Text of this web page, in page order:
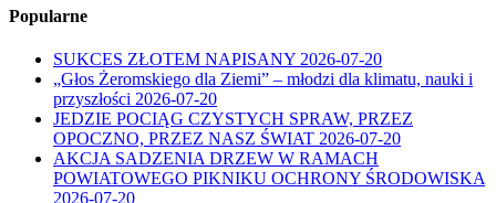
Popularne
SUKCES ZŁOTEM NAPISANY 2026-07-20
„Głos Żeromskiego dla Ziemi” – młodzi dla klimatu, nauki i
przyszłości 2026-07-20
JEDZIE POCIĄG CZYSTYCH SPRAW, PRZEZ
OPOCZNO, PRZEZ NASZ ŚWIAT 2026-07-20
AKCJA SADZENIA DRZEW W RAMACH
POWIATOWEGO PIKNIKU OCHRONY ŚRODOWISKA
2026-07-20